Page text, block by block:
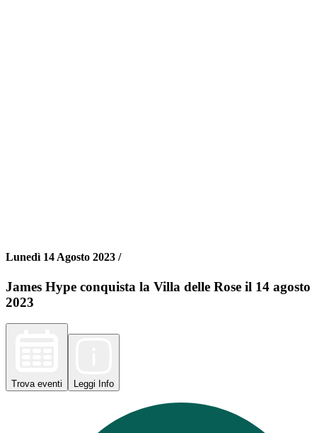
Lunedì 14 Agosto 2023 /
James Hype conquista la Villa delle Rose il 14 agosto
2023
Trova eventi Leggi Info